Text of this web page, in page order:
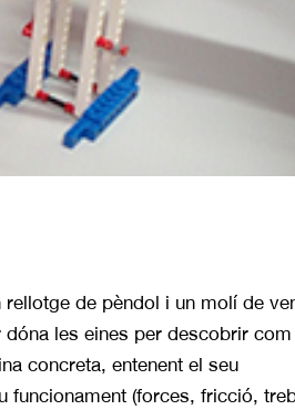
de pèndol i un molí de
les eines per descobrir com
concreta, entenent el seu
funcionament (forces, fricció,